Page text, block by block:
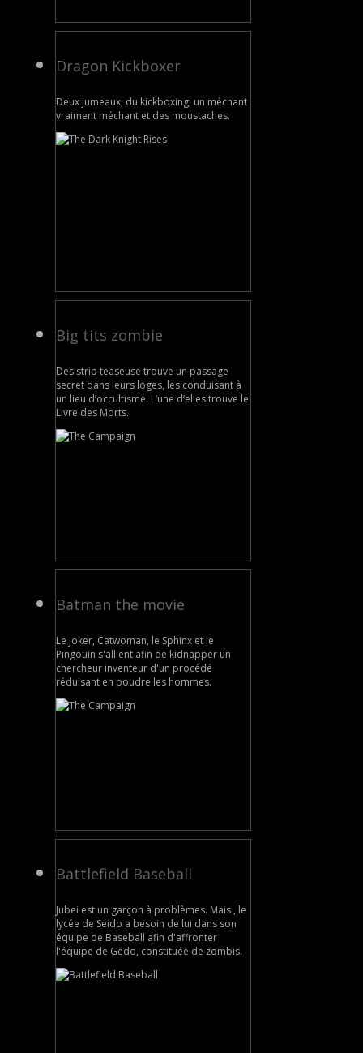
Dragon Kickboxer
Deux jumeaux, du kickboxing, un méchant
vraiment méchant et des moustaches.
Big tits zombie
Des strip teaseuse trouve un passage
secret dans leurs loges, les conduisant à
un lieu d’occultisme. L’une d’elles trouve le
Livre des Morts.
Batman the movie
Le Joker, Catwoman, le Sphinx et le
Pingouin s'allient afin de kidnapper un
chercheur inventeur d'un procédé
réduisant en poudre les hommes.
Battlefield Baseball
Jubei est un garçon à problèmes. Mais , le
lycée de Seido a besoin de lui dans son
équipe de Baseball afin d'affronter
l'équipe de Gedo, constituée de zombis.